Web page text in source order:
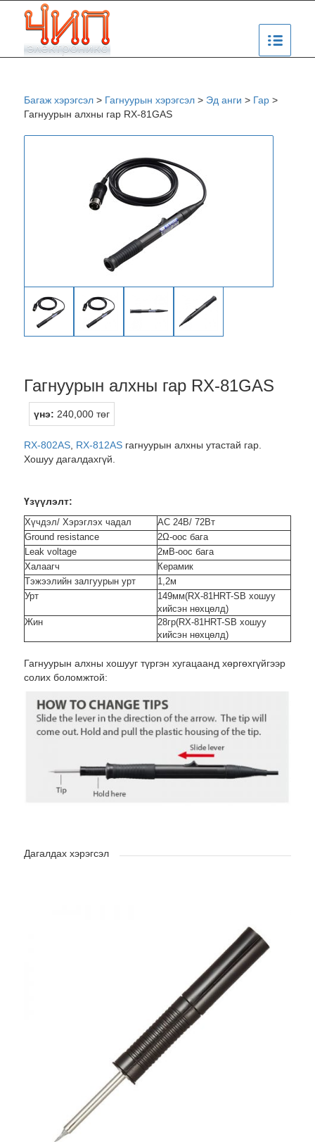
Багаж хэрэгсэл> Гагнуурын хэрэгсэл> Эд анги > Гар>
Гагнуурын алхны гар RX-81GAS
Гагнуурын алхны гар RX-81GAS
үнэ: 240,000 төг
RX-802AS, RX-812ASгагнуурын алхны утастай гар.
Хошуу дагалдахгүй.
Үзүүлэлт:
Хүчдэл/ Хэрэглэх чадал
AC 24В/ 72Вт
Ground resistance
2Ω-оос бага
Leak voltage
2мВ-оос бага
Халаагч
Керамик
Тэжээлийн залгуурын урт
1,2м
Урт
149мм(RX-81HRT-SB хошуу
хийсэн нөхцөлд)
Жин
28гр(RX-81HRT-SB хошуу
хийсэн нөхцөлд)
Гагнуурын алхны хошууг түргэн хугацаанд хөргөхгүйгээр
солих боломжтой:
Дагалдах хэрэгсэл